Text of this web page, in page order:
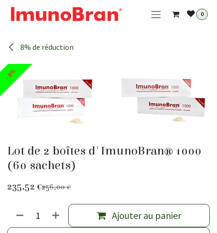
Se rendre au contenu
0
8% de réduction
- 8%
- 8%
- 8%
Lot de 2 boîtes d'ImunoBran® 1000
(60 sachets)
235,52 €256,00€
Ajouter au panier